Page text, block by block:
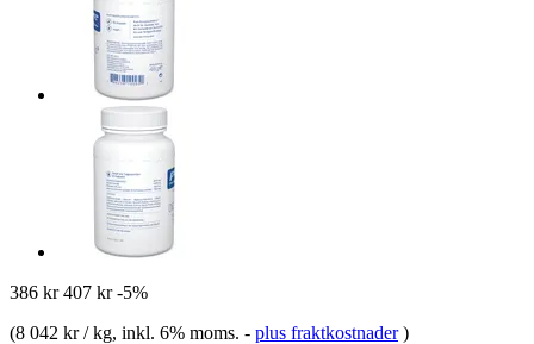
386 kr 407 kr -5%
(8 042 kr / kg, inkl. 6% moms. - plus fraktkostnader )